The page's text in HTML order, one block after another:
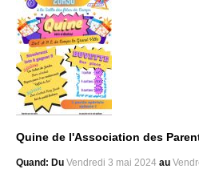
Quine de l'Association des
Quand: Du Vendredi 3 mai 2024 au